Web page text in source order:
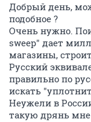
Добрый день,
подобное ?
Очень нужно.
sweep" дает
магазины,
Русский
правильно по
искать
Неужели в
такую дрянь